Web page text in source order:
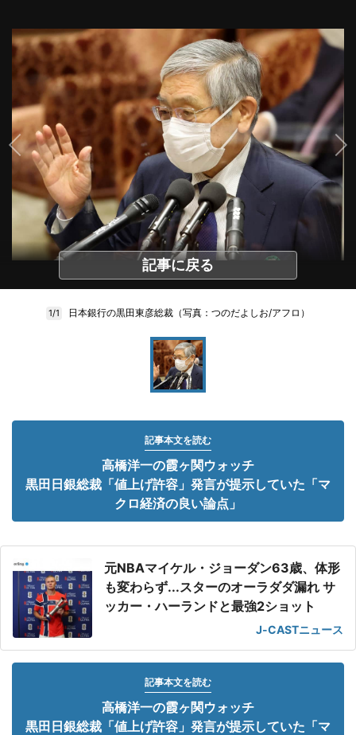
記事に戻る
1/1 日本銀行の黒田東彦総裁（写真：つのだよしお/アフロ）
記事本文を読む
高橋洋一の霞ヶ関ウォッチ
黒田日銀総裁「値上げ許容」発言が提示していた「マ
クロ経済の良い論点」
元NBAマイケル・ジョーダン63歳、体形
も変わらず...スターのオーラダダ漏れ サ
ッカー・ハーランドと最強2ショット
J-CASTニュース
記事本文を読む
高橋洋一の霞ヶ関ウォッチ
黒田日銀総裁「値上げ許容」発言が提示していた「マ